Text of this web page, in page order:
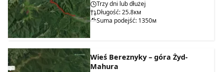
Trzy dni lub dłużej
Długość: 25.8км
Suma podejść: 1350м
Wieś Bereznyky – góra Żyd-
Mahura